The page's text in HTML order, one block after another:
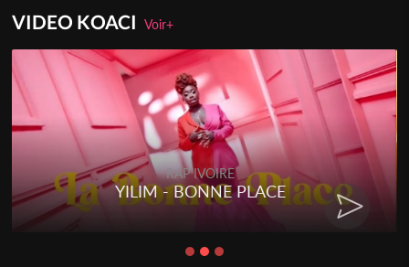
VIDEO KOACIVoir+
RAP IVOIRE
RENARD BARAKISSA - DOS DE
CHAT